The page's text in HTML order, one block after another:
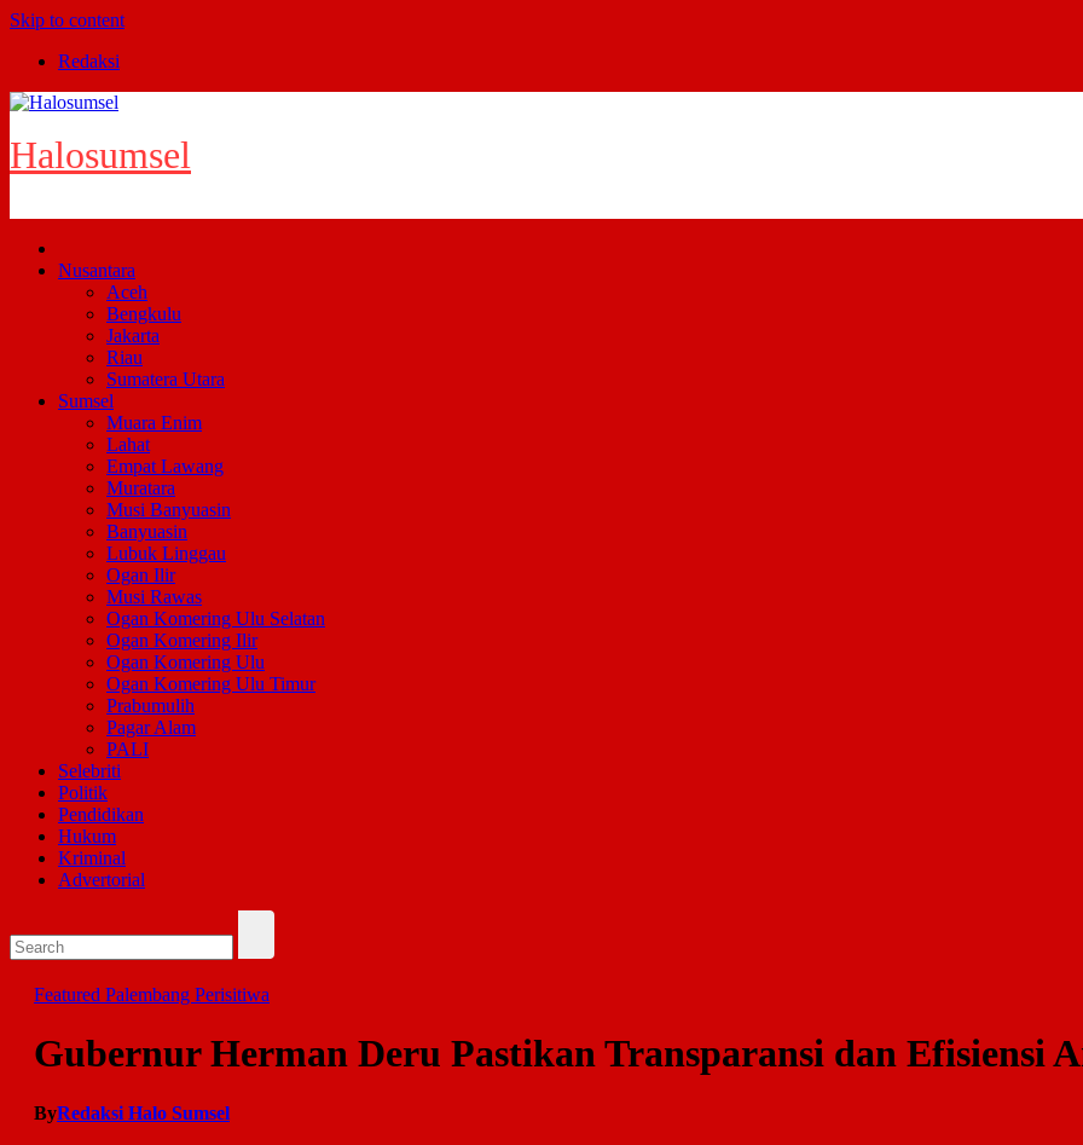
Skip to content
Redaksi
Halosumsel
Nusantara
Aceh
Bengkulu
Jakarta
Riau
Sumatera Utara
Sumsel
Muara Enim
Lahat
Empat Lawang
Muratara
Musi Banyuasin
Banyuasin
Lubuk Linggau
Ogan Ilir
Musi Rawas
Ogan Komering Ulu Selatan
Ogan Komering Ilir
Ogan Komering Ulu
Ogan Komering Ulu Timur
Prabumulih
Pagar Alam
PALI
Selebriti
Politik
Pendidikan
Hukum
Kriminal
Advertorial
Featured Palembang Perisitiwa
Gubernur Herman Deru Pastikan Transparansi dan Efisiensi
ByRedaksi Halo Sumsel